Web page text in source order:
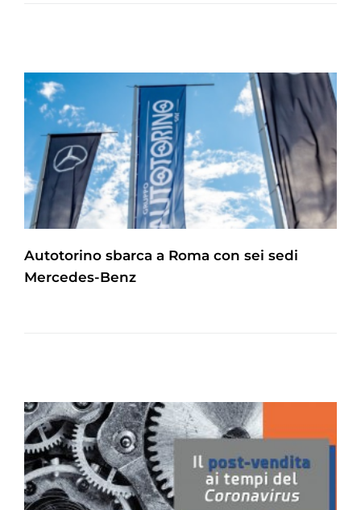
Autotorino sbarca a Roma con sei sedi
Mercedes-Benz